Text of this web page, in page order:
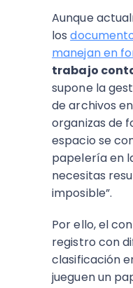
Aunque
los
manejan en
trabajo
supone la
de archivos
organizas de
espacio se
papelería en
necesitas
imposible”.
Por ello, el
registro con
clasificación
jueguen un